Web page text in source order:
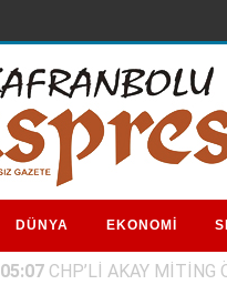
DÜNYA EKONOMİ
05:07 CHP’Lİ AKAY MİTİNG